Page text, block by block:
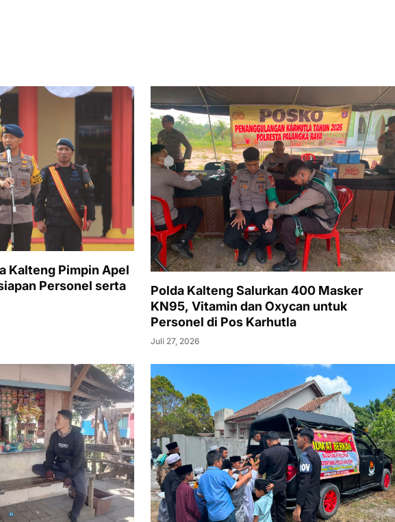
Kalteng Pimpin Apel
Personel serta
Polda Kalteng Salurkan 400 Masker
KN95, Vitamin dan Oxycan untuk
Personel di Pos Karhutla
Juli 27, 2026